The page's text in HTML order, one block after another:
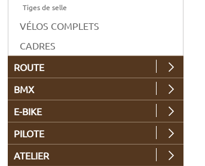
Tiges de selle
VÉLOS COMPLETS
CADRES
ROUTE
BMX
E-BIKE
PILOTE
ATELIER